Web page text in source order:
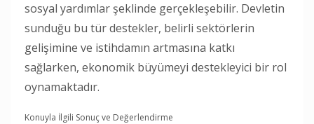
sosyal yardımlar şeklinde gerçekleşebilir. Devletin
sunduğu bu tür destekler, belirli sektörlerin
gelişimine ve istihdamın artmasına katkı
sağlarken, ekonomik büyümeyi destekleyici bir rol
oynamaktadır.
Konuyla İlgili Sonuç ve Değerlendirme